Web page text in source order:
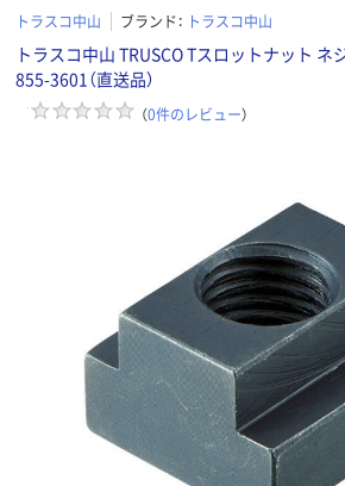
トラスコ中山 ブランド： トラスコ中山
トラスコ中山 TRUSCO Tスロットナット ネ
855-3601（直送品）
（0件のレビュー）